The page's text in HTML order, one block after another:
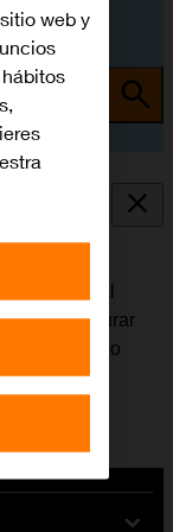
plano al
configurar
en segundo
web y